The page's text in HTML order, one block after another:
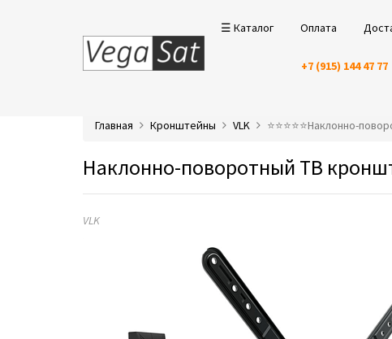
☰ Каталог Оплата
+7 (915) 144 47 77
Главная Кронштейны VLK ⭐️⭐️⭐️⭐️⭐️Наклонно-
Наклонно-поворотный ТВ
VLK